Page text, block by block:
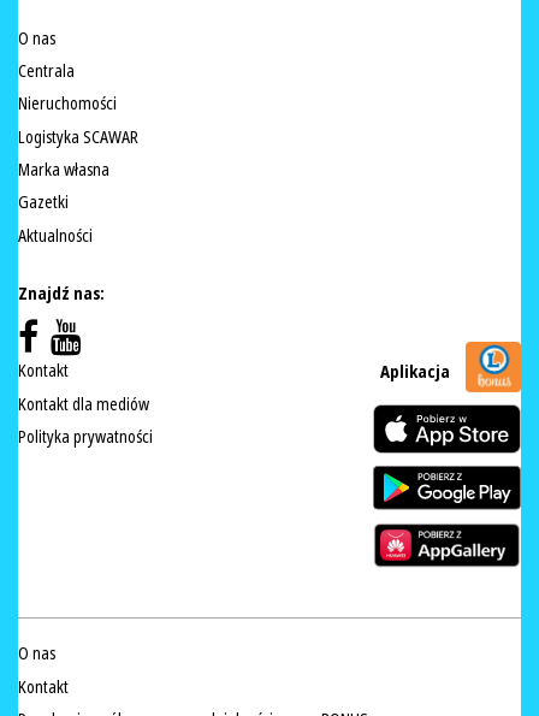
O nas
Centrala
Nieruchomości
Logistyka SCAWAR
Marka własna
Gazetki
Aktualności
Znajdź nas:
Kontakt
Kontakt dla mediów
Polityka prywatności
Aplikacja
O nas
Kontakt